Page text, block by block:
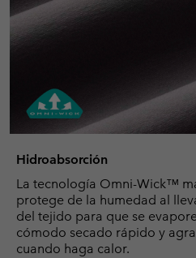
Hidroabsorción
La tecnología Omni-Wick™
protege de la humedad al
del tejido para que se
cómodo secado rápido y
cuando haga calor.